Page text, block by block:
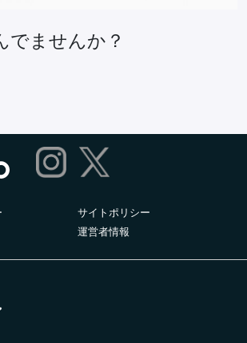
でませんか？
サイトポリシー
運営者情報